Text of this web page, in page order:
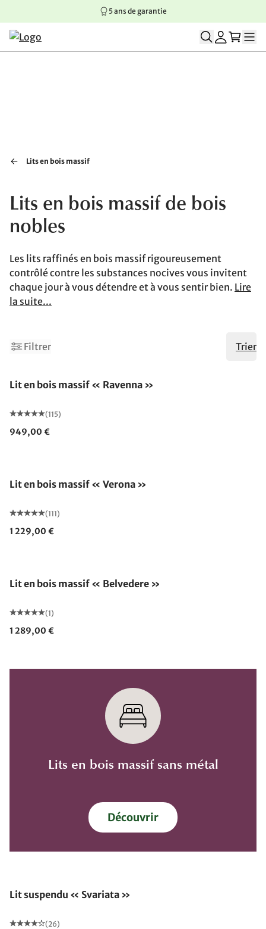
Aller au contenu principal
Aller à la navigation principale
Aller au pied de page
5 ans de garantie
Lits en bois massif
Lits en bois massif de bois
nobles
Les lits raffinés en bois massif rigoureusement
contrôlé contre les substances nocives vous invitent
chaque jour à vous détendre et à vous sentir bien. Lire
la suite...
Filtrer Trier
Lit en bois massif « Ravenna »
(115)
949,00 €
Lit en bois massif « Verona »
(111)
1 229,00 €
Lit en bois massif « Belvedere »
(1)
1 289,00 €
Lits en bois massif sans métal
Découvrir
Lit suspendu « Svariata »
(26)
2